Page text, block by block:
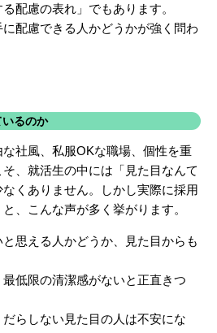
配慮の表れ」でもあります。
配慮できる人かどうかが強く問わ
るのか
社風、私服OKな職場、個性を重
、就活生の中には「見た目なんて
くありません。しかし実際に採用
、こんな声が多く挙がります。
と思える人かどうか、見た目からも
最低限の清潔感がないと正直きつ
だらしない見た目の人は不安にな